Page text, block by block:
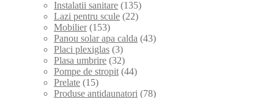
Instalatii sanitare (135)
Lazi pentru scule (22)
Mobilier (153)
Panou solar apa calda (43)
Placi plexiglas (3)
Plasa umbrire (32)
Pompe de stropit (44)
Prelate (15)
Produse antidaunatori (78)